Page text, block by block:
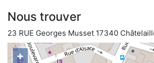
Nous trouver
23 RUE Georges Musset 17340
+